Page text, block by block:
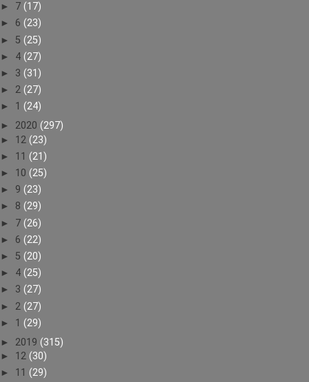
► 7 (17)
► 6 (23)
► 5 (25)
► 4 (27)
► 3 (31)
► 2 (27)
► 1 (24)
► 2020 (297)
► 12 (23)
► 11 (21)
► 10 (25)
► 9 (23)
► 8 (29)
► 7 (26)
► 6 (22)
► 5 (20)
► 4 (25)
► 3 (27)
► 2 (27)
► 1 (29)
► 2019 (315)
► 12 (30)
► 11 (29)